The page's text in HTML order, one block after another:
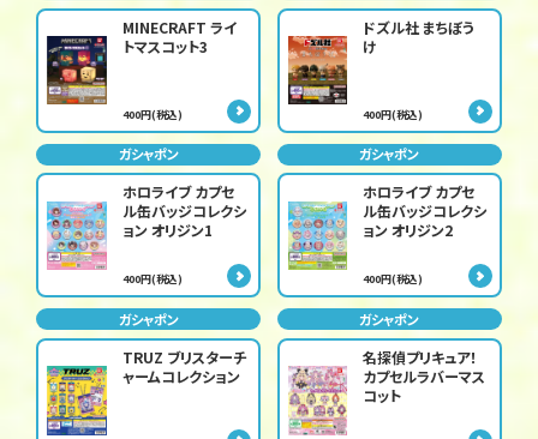
MINECRAFT ライ
トマスコット3
400円(税込)
ドズル社 まちぼう
け
400円(税込)
ガシャポン
ホロライブ カプセ
ル缶バッジコレクシ
ョン オリジン1
400円(税込)
ガシャポン
ホロライブ カプセ
ル缶バッジコレクシ
ョン オリジン2
400円(税込)
ガシャポン
TRUZ ブリスターチ
ャームコレクション
ガシャポン
名探偵プリキュア！
カプセルラバーマス
コット